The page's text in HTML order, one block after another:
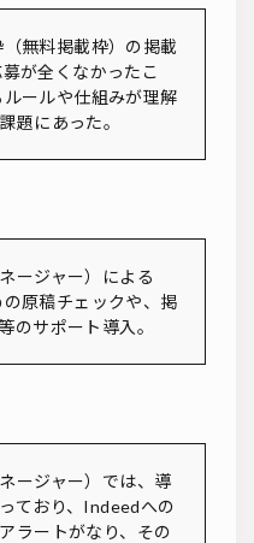
無料掲載枠）の掲載
が全くなかったこ
ールや仕組みが理解
題にあった。
ージャー）による
原稿チェックや、掲
のサポート導入。
ージャー）では、導
ており、Indeedへの
ラートがなり、その